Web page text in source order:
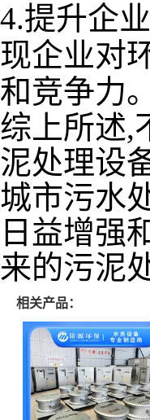
4.提升企
现企业对
和竞争力。
综上所述,
泥处理设
城市污水
日益增强
来的污泥
相关产品：